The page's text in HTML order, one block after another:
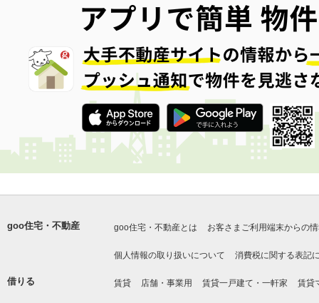
goo住宅・不動産 goo住宅・不動産とは お客さまご利用端末からの
個人情報の取り扱いについて 消費税に関する表記
借りる 賃貸 店舗・事業用 賃貸一戸建て・一軒家 賃貸